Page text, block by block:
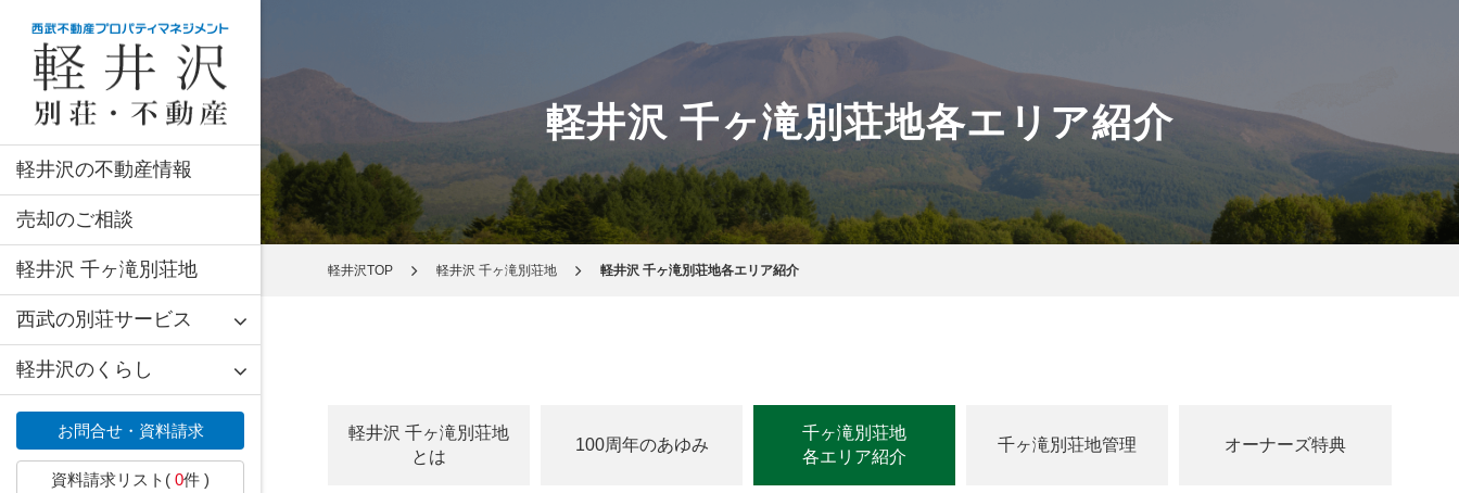
軽井沢の不動産情報
売却のご相談
軽井沢 千ヶ滝別荘地
西武の別荘サービス
軽井沢のくらし
お問合せ・資料請求
資料請求リスト( 0件 )
軽井沢 千ヶ滝別荘地各エリア紹介
軽井沢TOP 軽井沢 千ヶ滝別荘地 軽井沢 千ヶ滝別荘地各エリア紹介
軽井沢 千ヶ滝別荘地
とは
100周年のあゆみ
千ヶ滝別荘地
各エリア紹介
千ヶ滝別荘地管理 オーナーズ特典